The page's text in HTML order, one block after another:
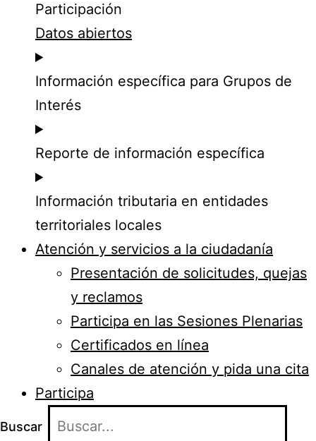
Participación
Datos abiertos
Información específica para Grupos de
Interés
Reporte de información específica
Información tributaria en entidades
territoriales locales
Atención y servicios a la ciudadanía
Presentación de solicitudes, quejas
y reclamos
Participa en las Sesiones Plenarias
Certificados en línea
Canales de atención y pida una cita
Participa
Buscar